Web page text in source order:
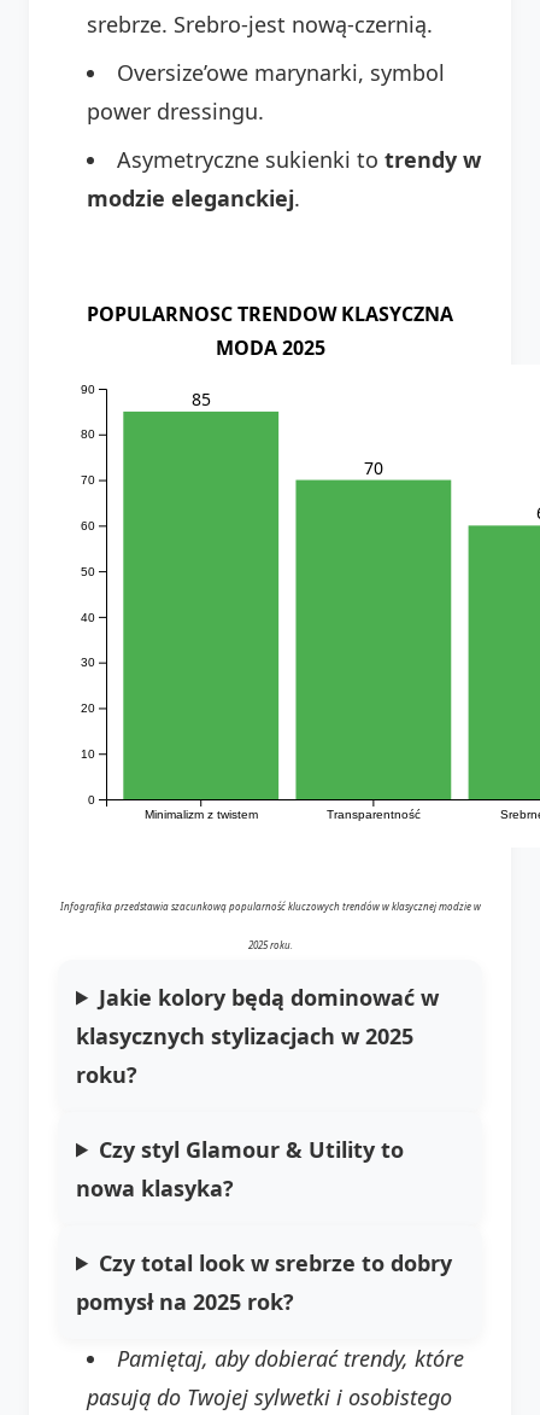
srebrze. Srebro-jest nową-czernią.
Oversize’owe marynarki, symbol
power dressingu.
Asymetryczne sukienki to trendy w
modzie eleganckiej.
POPULARNOSC TRENDOW KLASYCZNA
MODA 2025
Minimalizm z twistem Transparentność
0
10
20
30
40
50
60
70
80
90 85
70
Infografika przedstawia szacunkową popularność kluczowych trendów w klasycznej modzie w
2025 roku.
Jakie kolory będą dominować w
klasycznych stylizacjach w 2025
roku?
Czy styl Glamour & Utility to
nowa klasyka?
Czy total look w srebrze to dobry
pomysł na 2025 rok?
Pamiętaj, aby dobierać trendy, które
pasują do Twojej sylwetki i osobistego